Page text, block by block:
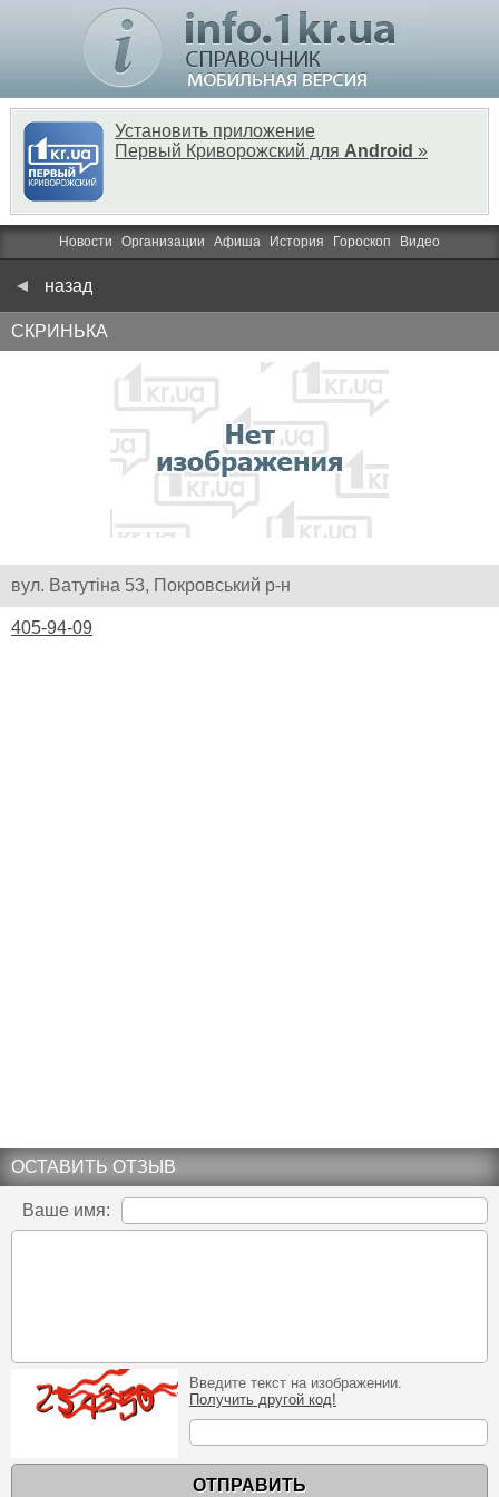
Установить приложение
Первый Криворожский для Android »
Новости Организации Афиша История Гороскоп Видео
назад
СКРИНЬКА
вул. Ватутіна 53, Покровський р-н
405-94-09
ОСТАВИТЬ ОТЗЫВ
Ваше имя:
Введите текст на изображении.
Получить другой код!
ОТПРАВИТЬ